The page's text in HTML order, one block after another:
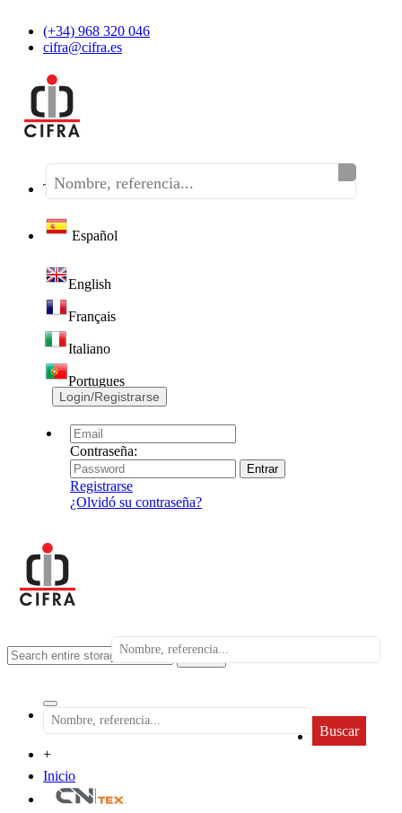
(+34) 968 320 046
cifra@cifra.es
Teléfono:(+34) 968 320 046
Español
English
Français
Italiano
Portugues
Login/Registrarse
Contraseña:
Registrarse
¿Olvidó su contraseña?
search
Buscar
+
Inicio